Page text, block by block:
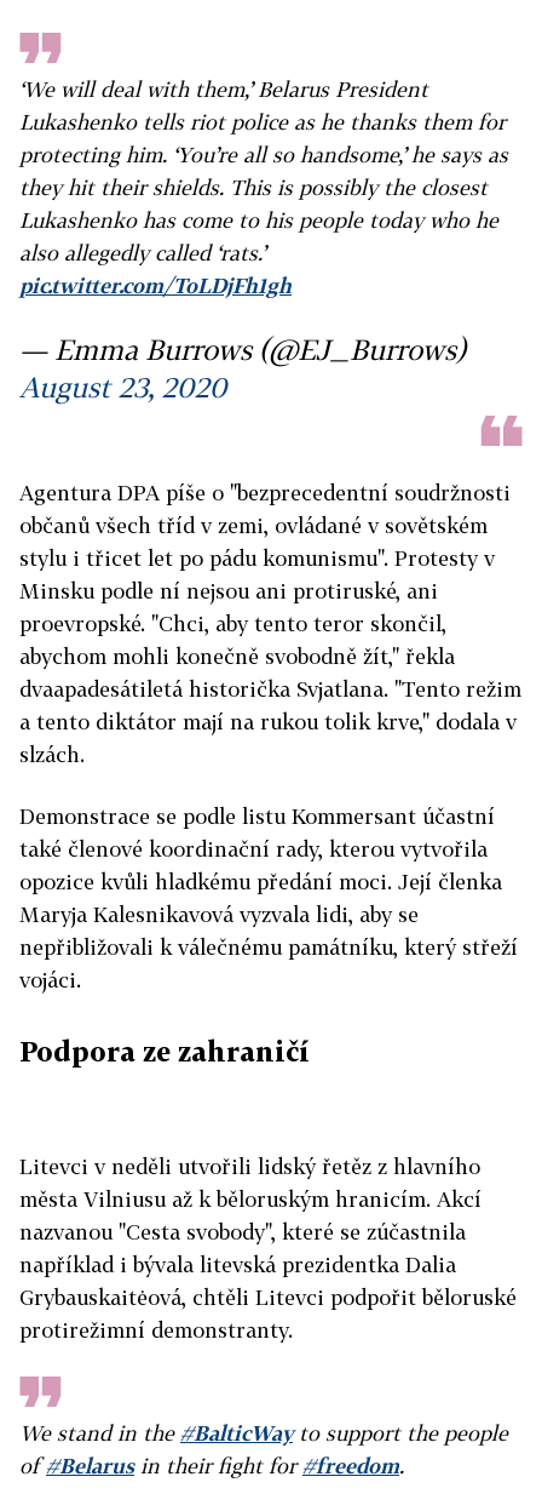
‘We will deal with them,’ Belarus President
Lukashenko tells riot police as he thanks them for
protecting him. ‘You’re all so handsome,’ he says as
they hit their shields. This is possibly the closest
Lukashenko has come to his people today who he
also allegedly called ‘rats.’
pic.twitter.com/ToLDjFh1gh
— Emma Burrows (@EJ_Burrows)
August 23, 2020
Agentura DPA píše o "bezprecedentní soudržnosti
občanů všech tříd v zemi, ovládané v sovětském
stylu i třicet let po pádu komunismu". Protesty v
Minsku podle ní nejsou ani protiruské, ani
proevropské. "Chci, aby tento teror skončil,
abychom mohli konečně svobodně žít," řekla
dvaapadesátiletá historička Svjatlana. "Tento režim
a tento diktátor mají na rukou tolik krve," dodala v
slzách.
Demonstrace se podle listu Kommersant účastní
také členové koordinační rady, kterou vytvořila
opozice kvůli hladkému předání moci. Její členka
Maryja Kalesnikavová vyzvala lidi, aby se
nepřibližovali k válečnému památníku, který střeží
vojáci.
Podpora ze zahraničí
Litevci v neděli utvořili lidský řetěz z hlavního
města Vilniusu až k běloruským hranicím. Akcí
nazvanou "Cesta svobody", které se zúčastnila
například i bývala litevská prezidentka Dalia
Grybauskaitėová, chtěli Litevci podpořit běloruské
protirežimní demonstranty.
We stand in the #BalticWayto support the people
of#Belarusin their fight for#freedom.